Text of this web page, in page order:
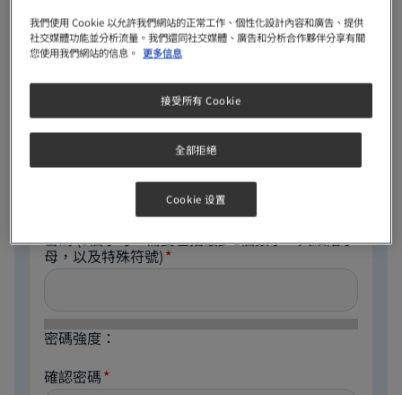
The email address is not made public. It will only be
used if you need to be contacted about your account
or for opted-in notifications.
密碼(8個字母，需要包括最少1個數字，大細階字
母，以及特殊符號)
密碼強度：
確認密碼
我們使用 Cookie 以允許我們網站的正常工作、個性化設計內容和廣告、提供
社交媒體功能並分析流量。我們還同社交媒體、廣告和分析合作夥伴分享有關
您使用我們網站的信息。 更多信息
全部拒絕
接受所有 Cookie
Cookie 设置